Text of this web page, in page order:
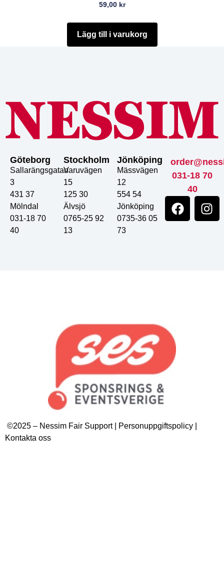
59,00 kr
Lägg till i varukorg
Göteborg
Sallarängsgatan
3
431 37
Mölndal
031-18 70
40
Stockholm
Varuvägen
15
125 30
Älvsjö
0765-25 92
13
Jönköping
Mässvägen
12
554 54
Jönköping
0735-36 05
73
031-18 70
40
©2025 – Nessim Fair Support | Personuppgiftspolicy |
Kontakta oss